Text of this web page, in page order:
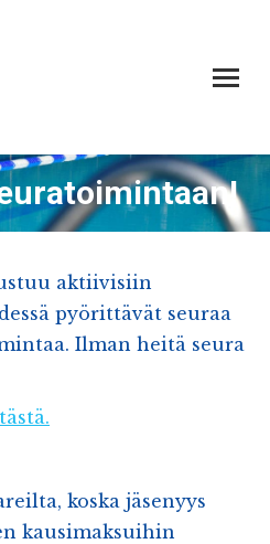
aktiivisiin
pyörittävät seuraa
Ilman heitä seura
tästä.
koska jäsenyys
kausimaksuihin